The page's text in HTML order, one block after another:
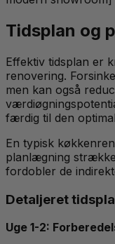
Tidsplan og
Effektiv tidsplan er
renovering.
men kan også
færdig til den
En typisk
planlægning
fordobler de
Detaljeret
Uge 1-2: